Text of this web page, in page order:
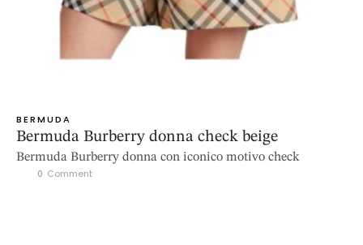
BERMUDA
Bermuda Burberry donna check beige
Bermuda Burberry donna con iconico motivo check
0 Comment